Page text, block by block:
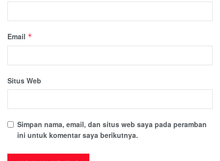
Email *
Situs Web
Simpan nama, email, dan situs web saya pada peramban
ini untuk komentar saya berikutnya.